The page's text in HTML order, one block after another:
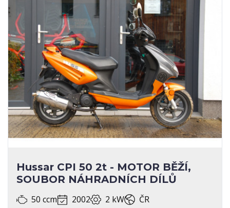
Hussar CPI 50 2t - MOTOR BĚŽÍ,
SOUBOR NÁHRADNÍCH DÍLŮ
50 ccm 2002 2 kW ČR